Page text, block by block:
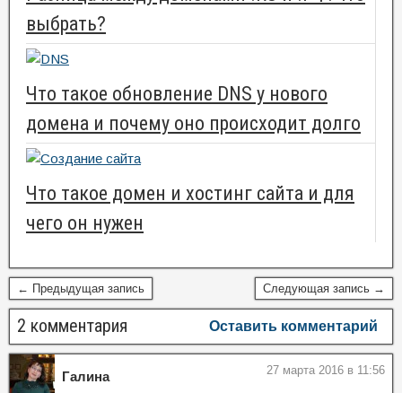
выбрать?
Что такое обновление DNS у нового
домена и почему оно происходит долго
Что такое домен и хостинг сайта и для
чего он нужен
← Предыдущая запись Следующая запись →
2 комментария Оставить комментарий
Галина 27 марта 2016 в 11:56